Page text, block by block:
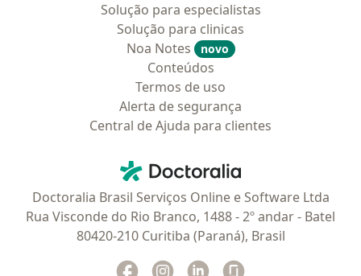
Solução para especialistas
Solução para clinicas
Noa Notes
novo
Conteúdos
Termos de uso
Alerta de segurança
Central de Ajuda para clientes
Doctoralia - Homepage
Doctoralia Brasil Serviços Online e Software Ltda
Rua Visconde do Rio Branco, 1488 - 2º andar - Batel
80420-210 Curitiba (Paraná), Brasil
Facebook
abre num novo separador
Instagram
abre num novo separador
Linkedin
abre num novo